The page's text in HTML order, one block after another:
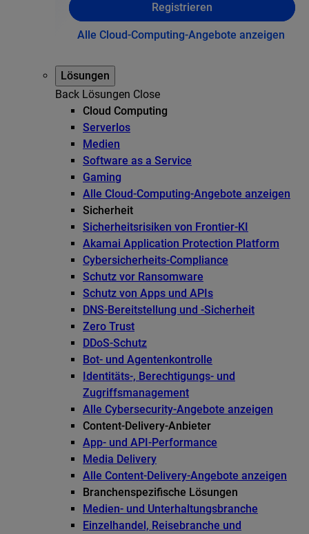
Registrieren
Alle Cloud-Computing-Angebote anzeigen
Lösungen
Back Lösungen Close
Cloud Computing
Serverlos
Medien
Software as a Service
Gaming
Alle Cloud-Computing-Angebote anzeigen
Sicherheit
Sicherheitsrisiken von Frontier-KI
Akamai Application Protection Platform
Cybersicherheits-Compliance
Schutz vor Ransomware
Schutz von Apps und APIs
DNS-Bereitstellung und -Sicherheit
Zero Trust
DDoS-Schutz
Bot- und Agentenkontrolle
Identitäts-, Berechtigungs- und
Zugriffsmanagement
Alle Cybersecurity-Angebote anzeigen
Content-Delivery-Anbieter
App- und API-Performance
Media Delivery
Alle Content-Delivery-Angebote anzeigen
Branchenspezifische Lösungen
Medien- und Unterhaltungsbranche
Einzelhandel, Reisebranche und